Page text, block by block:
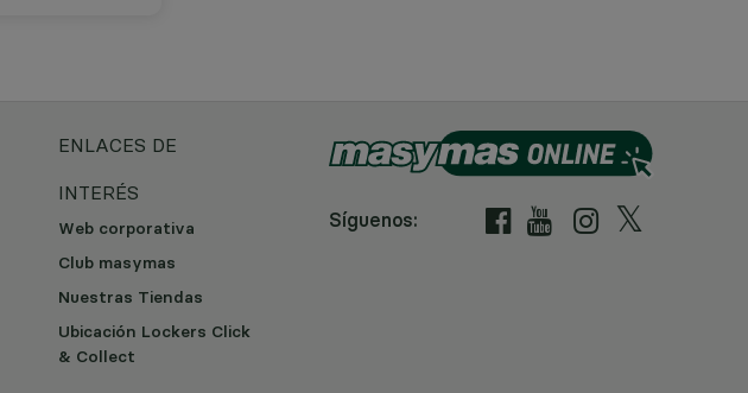
ENLACES DE
INTERÉS
Web corporativa
Club masymas
Nuestras Tiendas
Ubicación Lockers Click
& Collect
Síguenos: